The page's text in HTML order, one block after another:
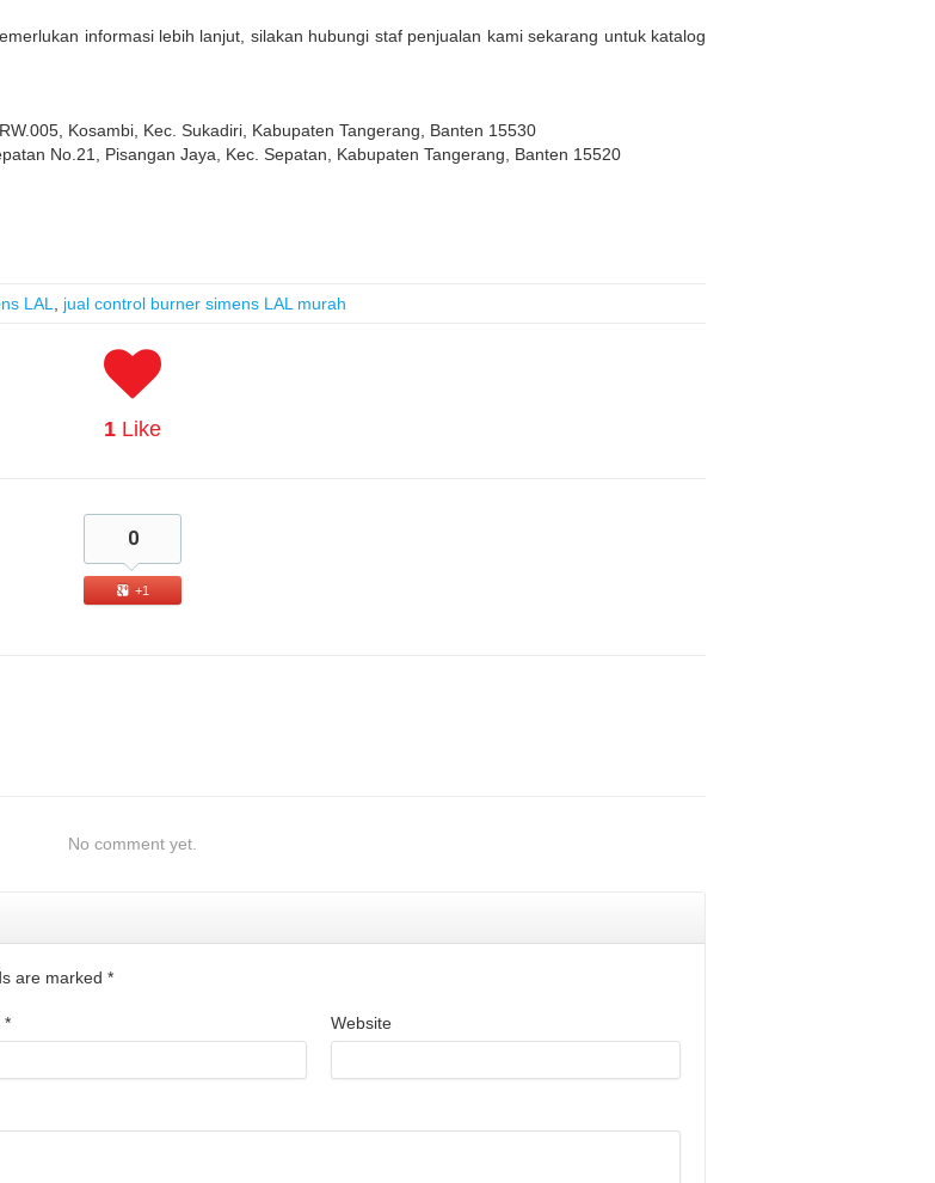
informasi lebih lanjut, silakan hubungi staf penjualan kami sekarang untuk katalog
Kosambi, Kec. Sukadiri, Kabupaten Tangerang, Banten 15530
No.21, Pisangan Jaya, Kec. Sepatan, Kabupaten Tangerang, Banten 15520
LAL, jual control burner simens LAL murah
1 Like
0
+1
No comment yet.
are marked *
* Website